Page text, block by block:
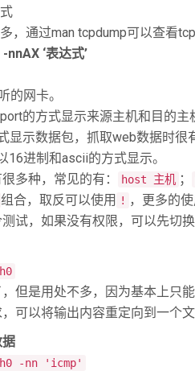
，通过man tcpdump可以查看
‘表达式’
的网卡。
的方式显示来源主机和目的主
显示数据包，抓取web数据时很
16进制和ascii的方式显示。
多种，常见的有：
host 主机 ；
组合，取反可以使用 ! ，更多的
试，如果没有权限，可以先切换
但是用处不多，因为基本上只
可以将输出内容重定向到一个
-nn 'icmp'